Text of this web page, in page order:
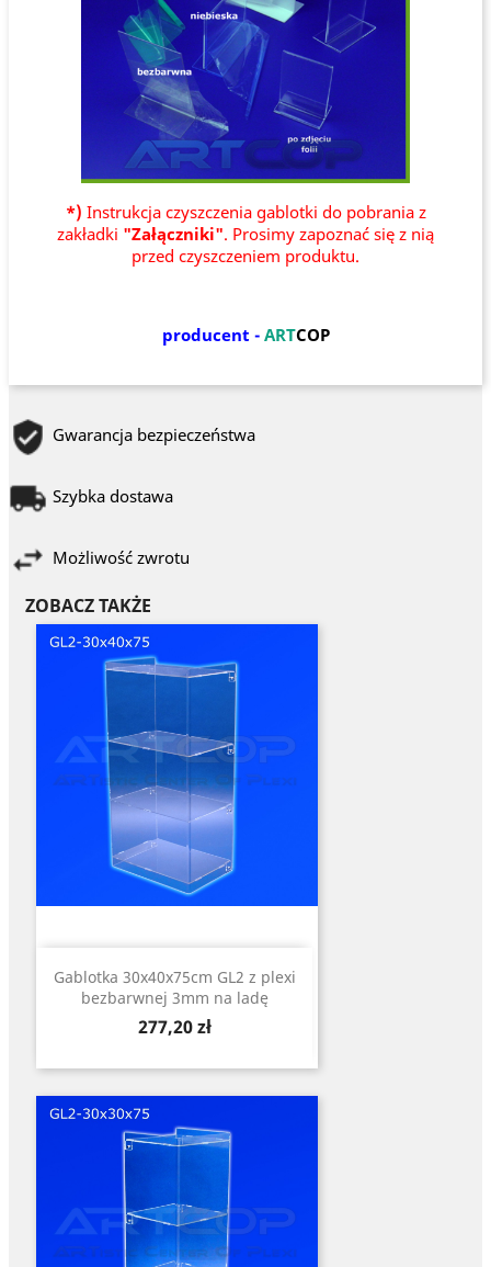
*) Instrukcja czyszczenia gablotki do pobrania z
zakładki "Załączniki". Prosimy zapoznać się z nią
przed czyszczeniem produktu.
producent - ARTCOP
Gwarancja bezpieczeństwa
Szybka dostawa
Możliwość zwrotu
ZOBACZ TAKŻE
Gablotka 30x40x75cm GL2 z plexi
bezbarwnej 3mm na ladę
Cena
277,20 zł